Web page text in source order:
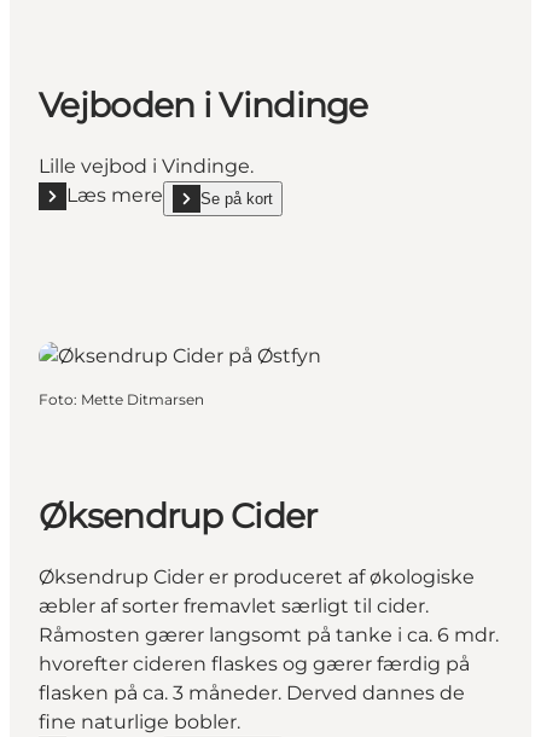
Vejboden i Vindinge
Lille vejbod i Vindinge.
Læs mere
Læs mere "Vejboden i Vindinge"
Se på kort
show Vejboden i Vindinge on_map
Foto: Mette Ditmarsen
Øksendrup Cider
Øksendrup Cider er produceret af økologiske
æbler af sorter fremavlet særligt til cider.
Råmosten gærer langsomt på tanke i ca. 6 mdr.
hvorefter cideren flaskes og gærer færdig på
flasken på ca. 3 måneder. Derved dannes de
fine naturlige bobler.